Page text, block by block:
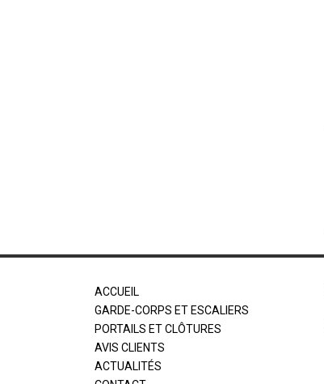
ACCUEIL
GARDE-CORPS ET ESCALIERS
PORTAILS ET CLÔTURES
AVIS CLIENTS
ACTUALITÉS